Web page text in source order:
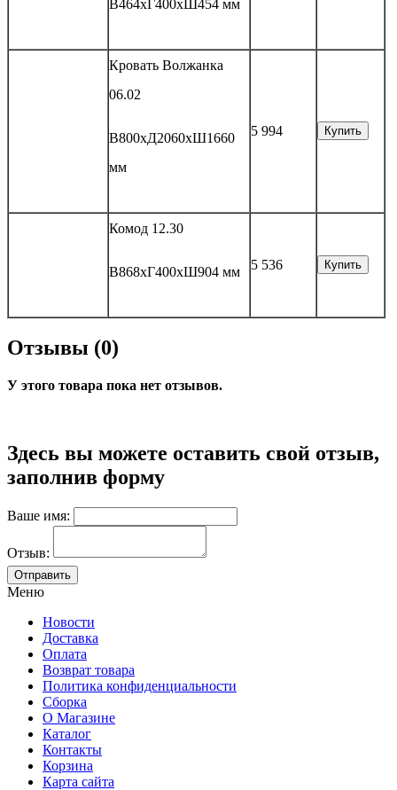
В464хГ400хШ454 мм
Кровать Волжанка
06.02
В800хД2060хШ1660
мм
5 994 Купить
Комод 12.30
В868хГ400хШ904 мм 5 536 Купить
Отзывы (0)
У этого товара пока нет отзывов.
Здесь вы можете оставить свой отзыв,
заполнив форму
Ваше имя:
Отзыв:
Меню
Новости
Доставка
Оплата
Возврат товара
Политика конфиденциальности
Сборка
О Магазине
Каталог
Контакты
Корзина
Карта сайта